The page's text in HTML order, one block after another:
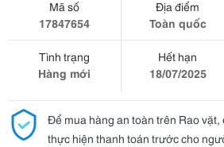
Mã số
17847654
Địa điểm
Toàn quốc
Tình trạng
Hàng mới
Hết hạn
18/07/2025
Để mua hàng an toàn trên Rao
thực hiện thanh toán trước cho